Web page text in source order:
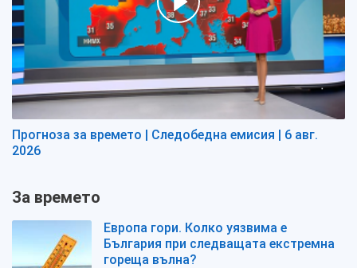
Прогноза за времето | Следобедна емисия | 6 авг.
2026
За времето
Европа гори. Колко уязвима е
България при следващата екстремна
гореща вълна?